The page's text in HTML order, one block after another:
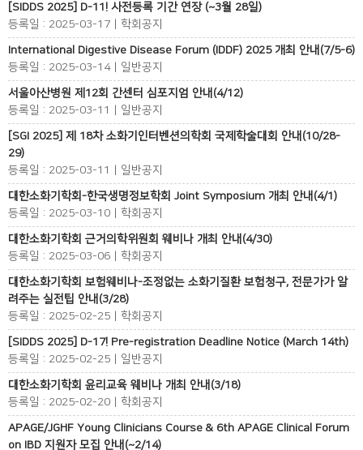
[SIDDS 2025] D-11! 사전등록 기간 연장 (~3월 28일)
등록일 : 2025-03-17 | 학회공지
International Digestive Disease Forum (IDDF) 2025 개최 안내(7/5-6)
등록일 : 2025-03-14 | 일반공지
서울아산병원 제12회 간센터 심포지엄 안내(4/12)
등록일 : 2025-03-11 | 일반공지
[SGI 2025] 제 18차 소화기인터벤션의학회 국제학술대회 안내(10/28-
29)
등록일 : 2025-03-11 | 일반공지
대한소화기학회-한국생명정보학회 Joint Symposium 개최 안내(4/1)
등록일 : 2025-03-10 | 학회공지
대한소화기학회 근거의학위원회 웨비나 개최 안내(4/30)
등록일 : 2025-03-06 | 학회공지
대한소화기학회 보험웨비나-조정없는 소화기질환 보험청구, 전문가가 알
려주는 실전팁 안내(3/28)
등록일 : 2025-02-25 | 학회공지
[SIDDS 2025] D-17! Pre-registration Deadline Notice (March 14th)
등록일 : 2025-02-25 | 일반공지
대한소화기학회 윤리교육 웨비나 개최 안내(3/18)
등록일 : 2025-02-20 | 학회공지
APAGE/JGHF Young Clinicians Course & 6th APAGE Clinical Forum
on IBD 지원자 모집 안내(~2/14)